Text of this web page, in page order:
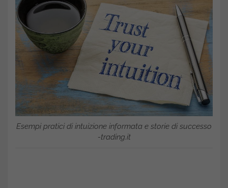
Esempi pratici di intuizione informata e storie di successo
-trading.it